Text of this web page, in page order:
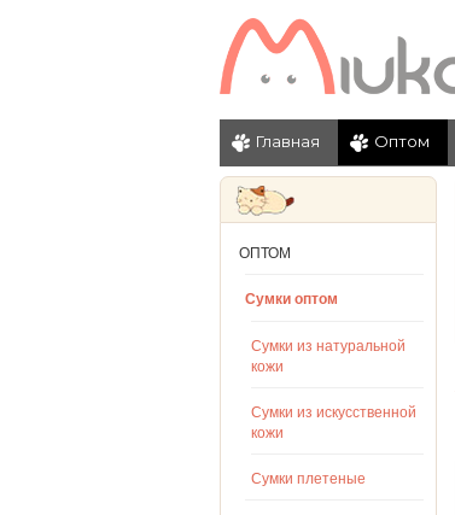
Главная Оптом
ОПТОМ
Сумки оптом
Сумки из натуральной
кожи
Сумки из искусственной
кожи
Сумки плетеные